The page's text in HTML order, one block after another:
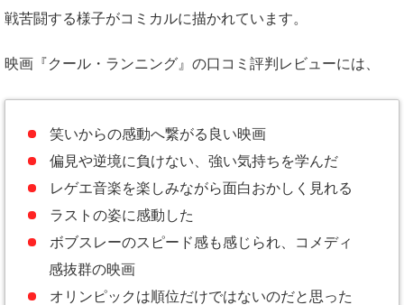
戦苦闘する様子がコミカルに描かれています。
映画『クール・ランニング』の口コミ評判レビューには、
笑いからの感動へ繋がる良い映画
偏見や逆境に負けない、強い気持ちを学んだ
レゲエ音楽を楽しみながら面白おかしく見れる
ラストの姿に感動した
ボブスレーのスピード感も感じられ、コメディ
感抜群の映画
オリンピックは順位だけではないのだと思った